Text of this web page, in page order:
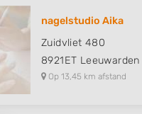
nagelstudio Aika
Zuidvliet 480
8921ET Leeuwarden
Op 13,45 km afstand